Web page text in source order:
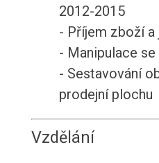
2012-2015
- Příjem zboží a
- Manipulace
- Sestavování
prodejní plochu
Vzdělání